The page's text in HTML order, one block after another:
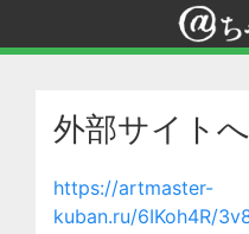
外部サイト
https://artmaster-
kuban.ru/6IKoh4R/